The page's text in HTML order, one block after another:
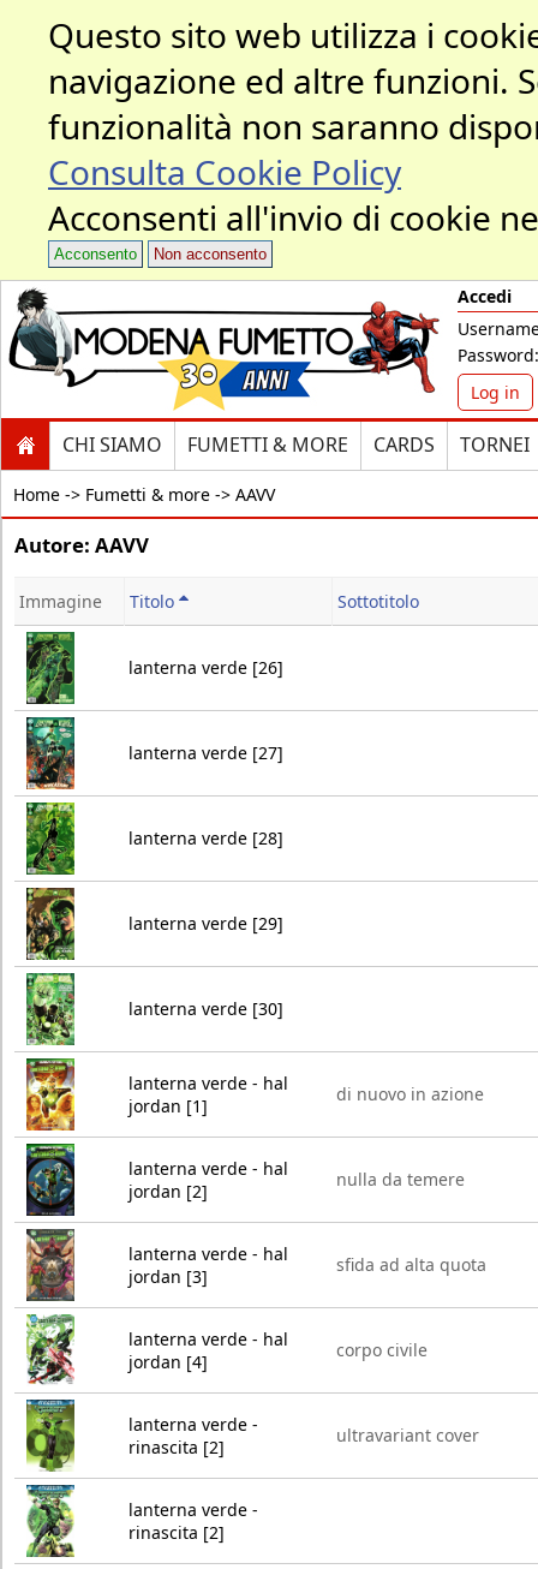
Questo sito web utilizza i
navigazione ed altre funzioni.
funzionalità non saranno
Consulta Cookie Policy
Acconsenti all'invio di cookie
Acconsento Non acconsento
Accedi
Password:
Log in
CHI SIAMO FUMETTI & MORE CARDS TORNEI
Home -> Fumetti & more -> AAVV
Autore: AAVV
Immagine Titolo Sottotitolo
lanterna verde [26]
lanterna verde [27]
lanterna verde [28]
lanterna verde [29]
lanterna verde [30]
lanterna verde - hal
jordan [1]
di nuovo in azione
lanterna verde - hal
jordan [2]
nulla da temere
lanterna verde - hal
jordan [3]
sfida ad alta quota
lanterna verde - hal
jordan [4]
corpo civile
lanterna verde -
rinascita [2]
ultravariant cover
lanterna verde -
rinascita [2]